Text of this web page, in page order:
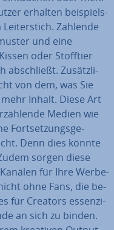
erhalten bei­spiels­
Zahlende
und eine
oder Stofftier
ab­schließt. Zu­sätz­li­
von dem, was Sie
Inhalt. Diese Art
Medien wie
Fort­set­zungs­ge­
Denn dies könnte
sorgen diese
für Ihre Wer­be­
ohne Fans, die be­
für Creators es­sen­zi­
an sich zu binden.